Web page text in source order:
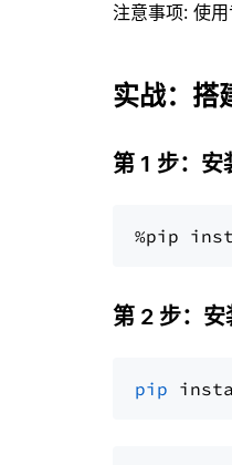
注意事项: 使
实战：搭
第 1 步：
%pip
第 2 步：
pip